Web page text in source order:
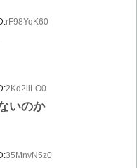
rF98YqK60
2Kd2iiLO0
いのか
35MnvN5z0